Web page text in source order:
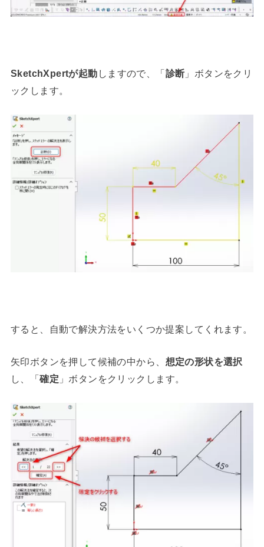
SketchXpertが起動 しますので、「診断 」ボタンをクリ
ックします。
すると、自動で解決方法をいくつか提案してくれます。
矢印ボタンを押して候補の中から、 想定の形状を選択
し、「確定 」ボタンをクリックします。